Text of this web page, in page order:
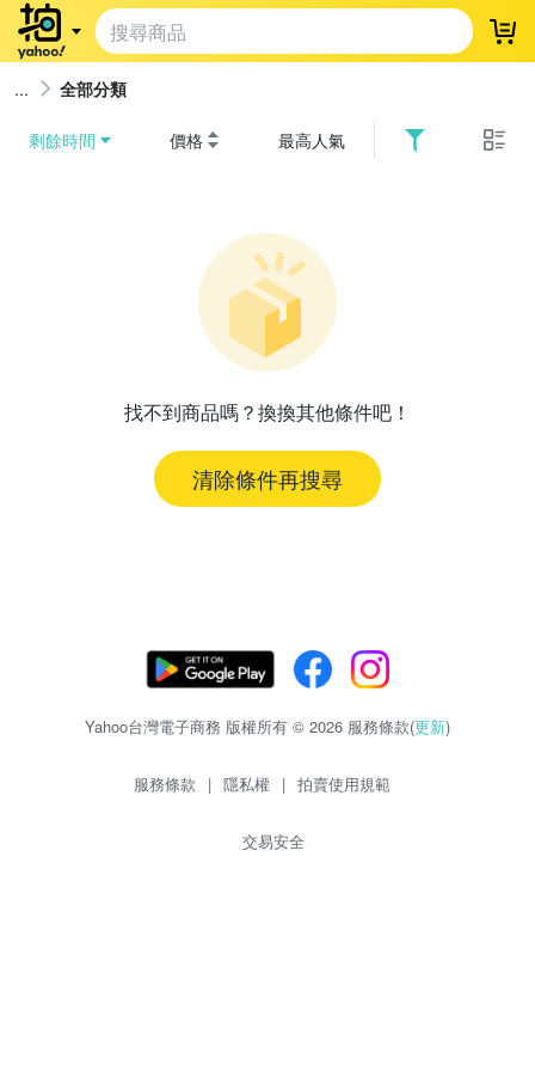
登
全部分類
剩餘時間 價格 最高人氣
找不到商品嗎？換換其他條件吧！
清除條件再搜尋
Yahoo台灣電子商務 版權所有 © 2026 服務條款(更新)
服務條款 | 隱私權 | 拍賣使用規範
交易安全